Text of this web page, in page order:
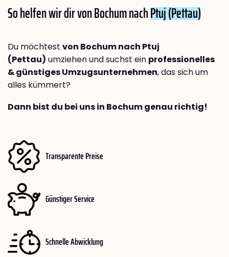
So helfen wir dir von Bochum nachPtuj (Pettau)
Du möchtest von Bochum nach Ptuj
(Pettau) umziehen und suchst ein professionelles
& günstiges Umzugsunternehmen, das sich um
alles kümmert?
Dann bist du bei uns in Bochum genau richtig!
Transparente Preise
Günstiger Service
Schnelle Abwicklung